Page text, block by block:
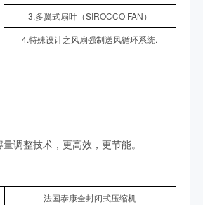
3.多翼式扇叶（SIROCCO FAN）
4.特殊设计之风扇强制送风循环系统.
调整技术，更高效，更节能。
法国泰康全封闭式压缩机